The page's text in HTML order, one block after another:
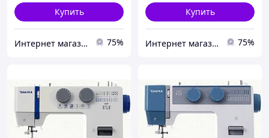
Купить
Интернет магазин "Техника" 75%
Купить
Интернет магазин "Техника" 75%